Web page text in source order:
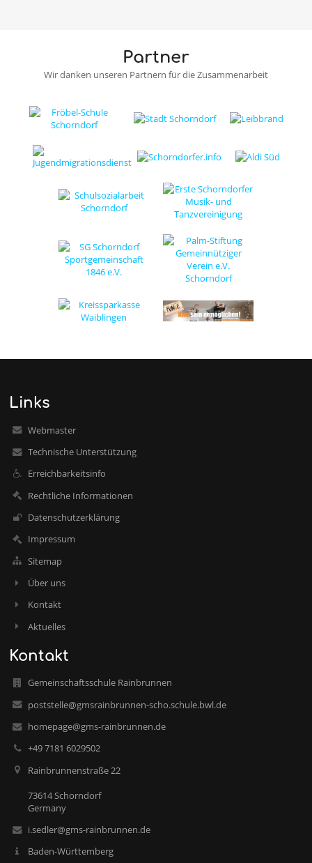
Partner
Wir danken unseren Partnern für die Zusammenarbeit
Links
Webmaster
Technische Unterstützung
Erreichbarkeitsinfo
Rechtliche Informationen
Datenschutzerklärung
Impressum
Sitemap
Über uns
Kontakt
Aktuelles
Kontakt
Gemeinschaftsschule Rainbrunnen
poststelle@gmsrainbrunnen-scho.schule.bwl.de
homepage@gms-rainbrunnen.de
+49 7181 6029502
Rainbrunnenstraße 22
73614 Schorndorf
Germany
i.sedler@gms-rainbrunnen.de
Baden-Württemberg